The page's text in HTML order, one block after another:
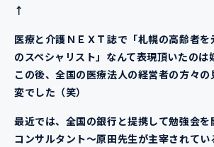
↑
医療と介護ＮＥＸＴ誌で「札幌の高齢者
のスペシャリスト」なんて表現頂いたのは
この後、全国の医療法人の経営者の方々
変でした（笑）
最近では、全国の銀行と提携して勉強会
コンサルタント～原田先生が主宰されて